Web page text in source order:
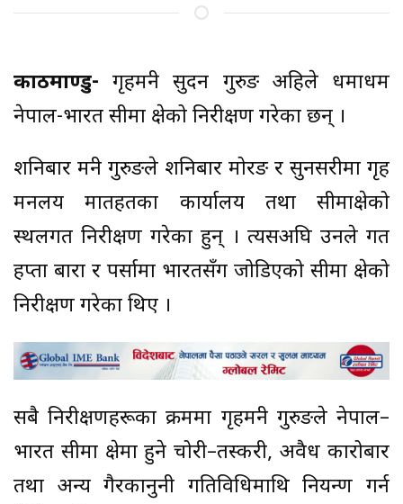
काठमाण्डु-गृहमन्त्री सुदन गुरुङ अहिले धमाधम
नेपाल-भारत सीमा क्षेत्रको निरीक्षण गरेका छन् ।
शनिबार मन्त्री गुरुङले शनिबार मोरङ र सुनसरीमा गृह
मन्त्रालय मातहतका कार्यालय तथा सीमाक्षेत्रको
स्थलगत निरीक्षण गरेका हुन् । त्यसअघि उनले गत
हप्ता बारा र पर्सामा भारतसँग जोडिएको सीमा क्षेत्रको
निरीक्षण गरेका थिए ।
सबै निरीक्षणहरूका क्रममा गृहमन्त्री गुरुङले नेपाल–
भारत सीमा क्षेत्रमा हुने चोरी–तस्करी, अवैध कारोबार
तथा अन्य गैरकानुनी गतिविधिमाथि नियन्त्रण गर्न